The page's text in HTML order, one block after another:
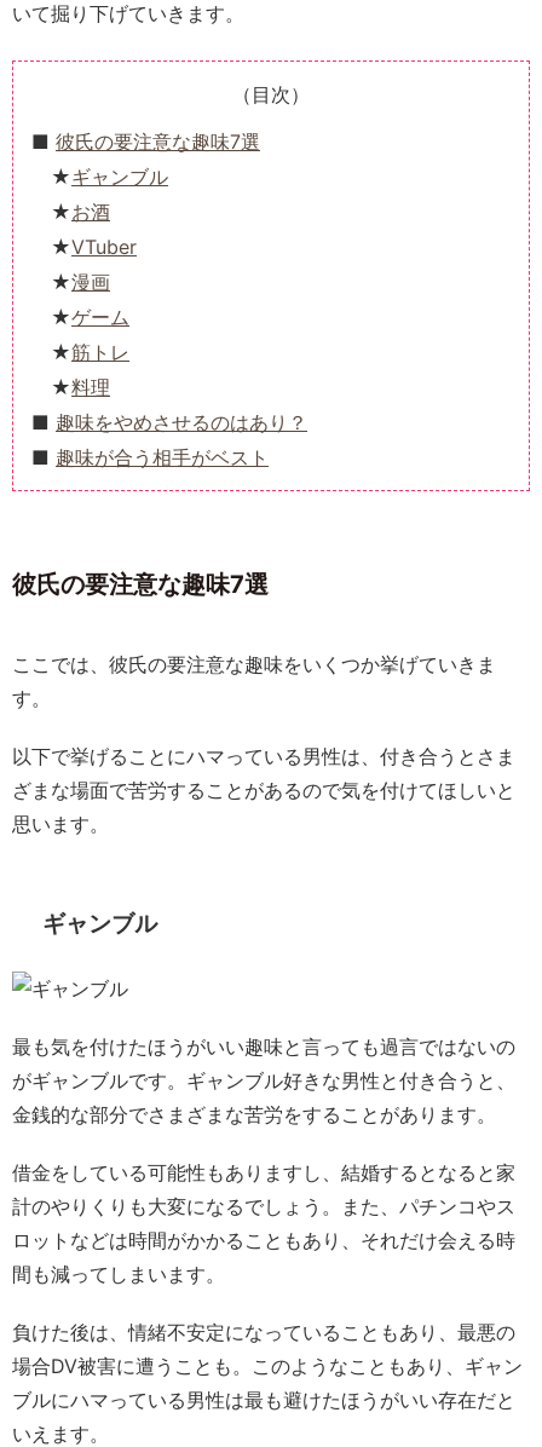
いて掘り下げていきます。
（目次）
彼氏の要注意な趣味7選
ギャンブル
お酒
VTuber
漫画
ゲーム
筋トレ
料理
趣味をやめさせるのはあり？
趣味が合う相手がベスト
彼氏の要注意な趣味7選
ここでは、彼氏の要注意な趣味をいくつか挙げていきま
す。
以下で挙げることにハマっている男性は、付き合うとさま
ざまな場面で苦労することがあるので気を付けてほしいと
思います。
ギャンブル
最も気を付けたほうがいい趣味と言っても過言ではないの
がギャンブルです。ギャンブル好きな男性と付き合うと、
金銭的な部分でさまざまな苦労をすることがあります。
借金をしている可能性もありますし、結婚するとなると家
計のやりくりも大変になるでしょう。また、パチンコやス
ロットなどは時間がかかることもあり、それだけ会える時
間も減ってしまいます。
負けた後は、情緒不安定になっていることもあり、最悪の
場合DV被害に遭うことも。このようなこともあり、ギャン
ブルにハマっている男性は最も避けたほうがいい存在だと
いえます。